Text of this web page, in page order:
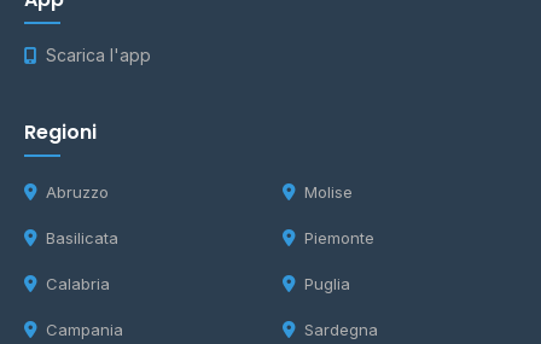
Scarica l'app
Regioni
Abruzzo
Basilicata
Calabria
Campania
Molise
Piemonte
Puglia
Sardegna